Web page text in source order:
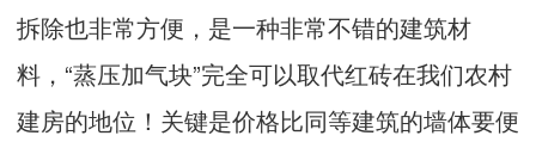
拆除也非常方便，是一种非常不错的建筑材
料，“蒸压加气块”完全可以取代红砖在我们农村
建房的地位！关键是价格比同等建筑的墙体要便